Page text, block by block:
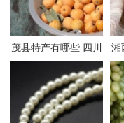
茂县特产有哪些 四川
茂县有哪些特产
湘